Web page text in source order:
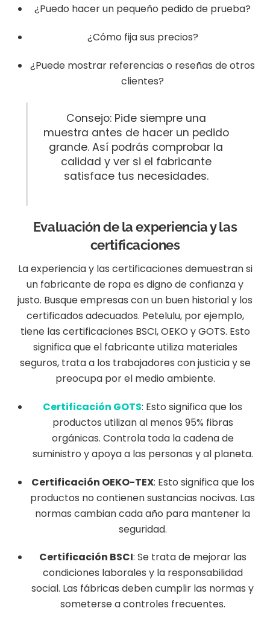
¿Puedo hacer un pequeño pedido de prueba?
¿Cómo fija sus precios?
¿Puede mostrar referencias o reseñas de otros
clientes?
Consejo: Pide siempre una
muestra antes de hacer un pedido
grande. Así podrás comprobar la
calidad y ver si el fabricante
satisface tus necesidades.
Evaluación de la experiencia y las
certificaciones
La experiencia y las certificaciones demuestran si
un fabricante de ropa es digno de confianza y
justo. Busque empresas con un buen historial y los
certificados adecuados. Petelulu, por ejemplo,
tiene las certificaciones BSCI, OEKO y GOTS. Esto
significa que el fabricante utiliza materiales
seguros, trata a los trabajadores con justicia y se
preocupa por el medio ambiente.
Certificación GOTS: Esto significa que los
productos utilizan al menos 95% fibras
orgánicas. Controla toda la cadena de
suministro y apoya a las personas y al planeta.
Certificación OEKO-TEX: Esto significa que los
productos no contienen sustancias nocivas. Las
normas cambian cada año para mantener la
seguridad.
Certificación BSCI: Se trata de mejorar las
condiciones laborales y la responsabilidad
social. Las fábricas deben cumplir las normas y
someterse a controles frecuentes.